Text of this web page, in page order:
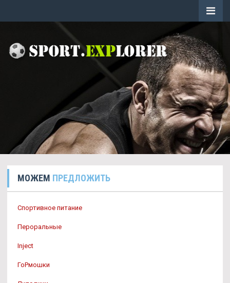
МОЖЕМ ПРЕДЛОЖИТЬ
Спортивное питание
Пероральные
Inject
ГоРмошки